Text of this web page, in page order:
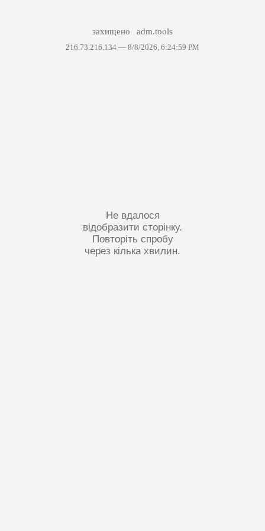
захищено adm.tools
216.73.216.134 — 8/8/2026, 6:24:59 PM
Не вдалося
відобразити сторінку.
Повторіть спробу
через кілька хвилин.